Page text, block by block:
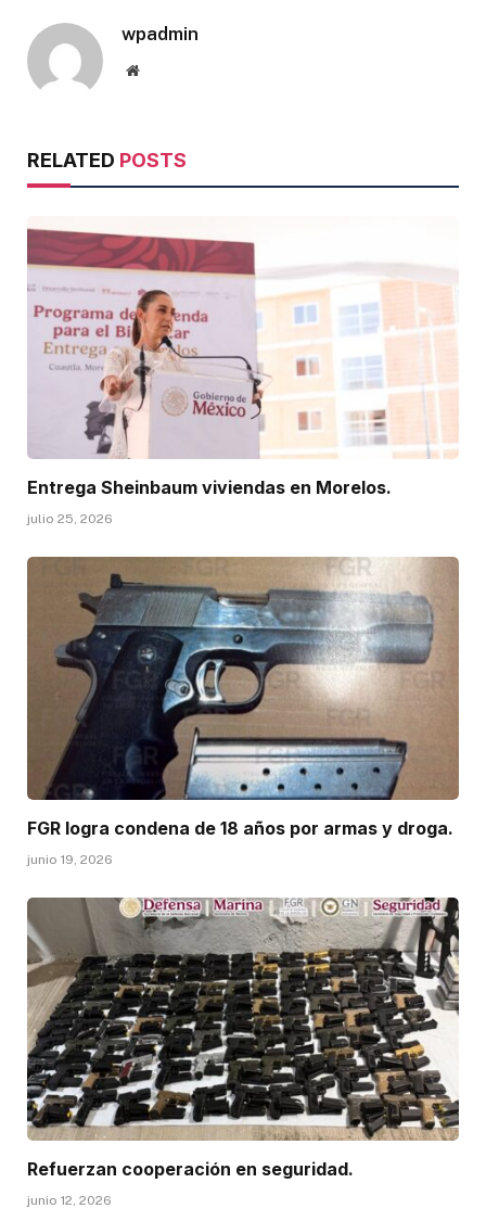
wpadmin
Website
RELATED POSTS
Entrega Sheinbaum viviendas en Morelos.
julio 25, 2026
FGR logra condena de 18 años por armas y droga.
junio 19, 2026
Refuerzan cooperación en seguridad.
junio 12, 2026